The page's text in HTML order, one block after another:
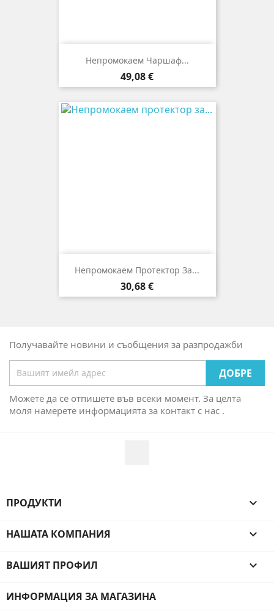
Непромокаем Чаршаф...
Цена
49,08 €
Непромокаем Протектор За...
Цена
30,68 €
Получавайте новини и съобщения за разпродажби
Можете да се отпишете във всеки момент. За целта
моля намерете информацията за контакт с нас .
ПРОДУКТИ 
НАШАТА КОМПАНИЯ 
ВАШИЯТ ПРОФИЛ 
ИНФОРМАЦИЯ ЗА МАГАЗИНА